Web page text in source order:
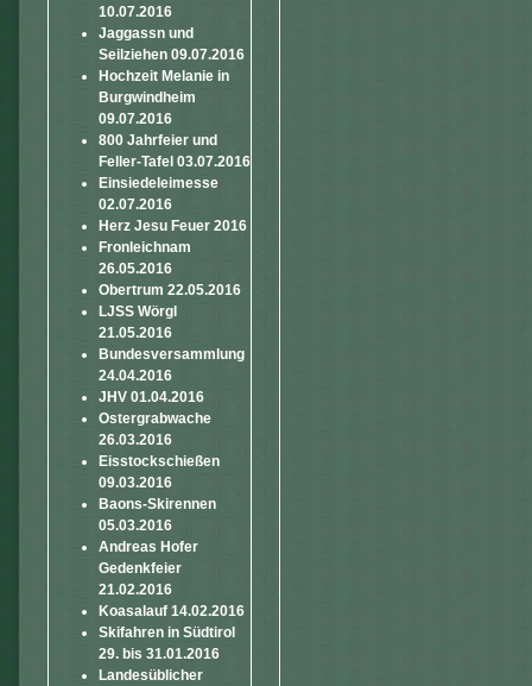
10.07.2016
Jaggassn und
Seilziehen 09.07.2016
Hochzeit Melanie in
Burgwindheim
09.07.2016
800 Jahrfeier und
Feller-Tafel 03.07.2016
Einsiedeleimesse
02.07.2016
Herz Jesu Feuer 2016
Fronleichnam
26.05.2016
Obertrum 22.05.2016
LJSS Wörgl
21.05.2016
Bundesversammlung
24.04.2016
JHV 01.04.2016
Ostergrabwache
26.03.2016
Eisstockschießen
09.03.2016
Baons-Skirennen
05.03.2016
Andreas Hofer
Gedenkfeier
21.02.2016
Koasalauf 14.02.2016
Skifahren in Südtirol
29. bis 31.01.2016
Landesüblicher